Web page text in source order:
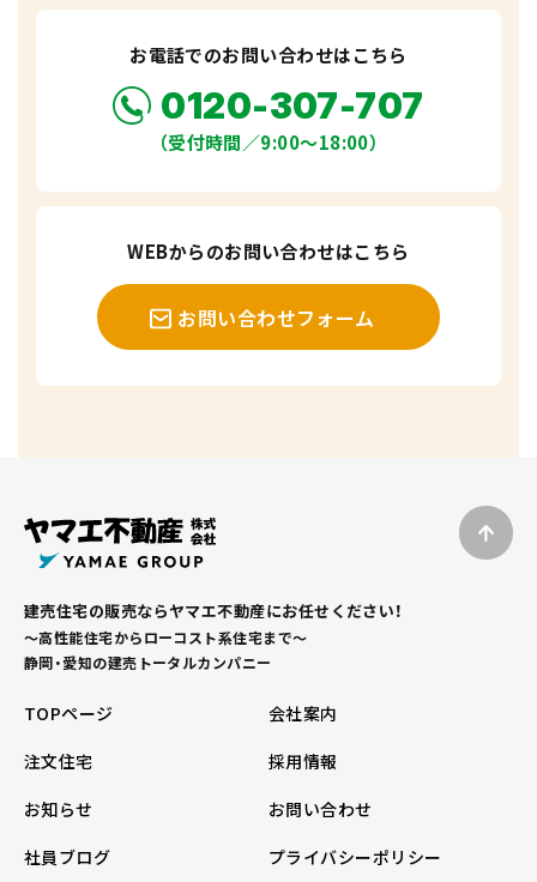
お電話でのお問い合わせはこちら
0120-307-707
（受付時間／9:00〜18:00）
WEBからのお問い合わせはこちら
お問い合わせフォーム
建売住宅の販売ならヤマエ不動産にお任せください！
～高性能住宅からローコスト系住宅まで～
静岡・愛知の建売トータルカンパニー
TOPページ
会社案内
注文住宅
採用情報
お知らせ
お問い合わせ
社員ブログ
プライバシーポリシー